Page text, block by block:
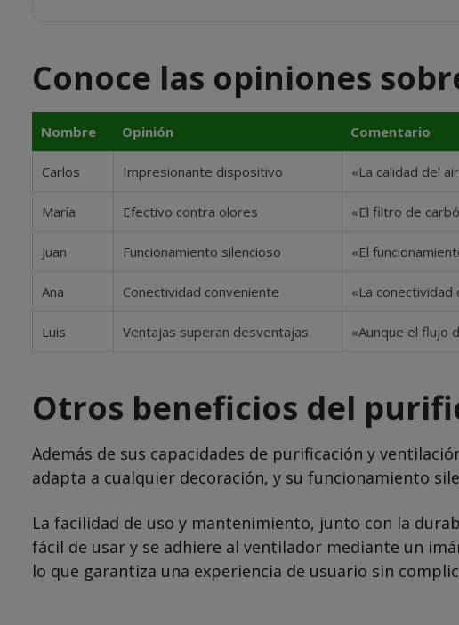
Conoce las opiniones
Nombre Opinión Comentario
Carlos Impresionante dispositivo «La calidad del
María Efectivo contra olores «El filtro de
Juan Funcionamiento silencioso «El
Ana Conectividad conveniente «La conectividad
Luis Ventajas superan desventajas «Aunque el flujo
Otros beneficios del
Además de sus capacidades de purificación y
adapta a cualquier decoración, y su funcionamiento
La facilidad de uso y mantenimiento, junto con la
fácil de usar y se adhiere al ventilador mediante un
lo que garantiza una experiencia de usuario sin